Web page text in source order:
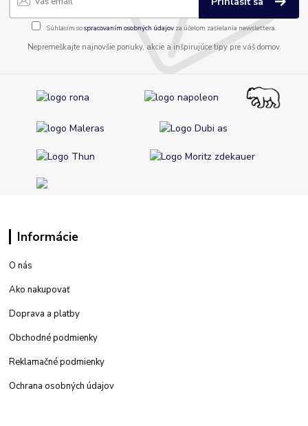
Súhlasím sospracovaním osobných údajov za účelom zasielania newslettera.
Nepremeškajte najnovšie ponuky, akcie a inšpirujúce tipy pre váš domov.
Informácie
O nás
Ako nakupovať
Doprava a platby
Obchodné podmienky
Reklamačné podmienky
Ochrana osobných údajov